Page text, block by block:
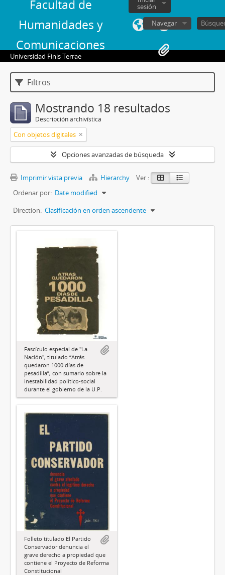
Facultad de
Humanidades y
Comunicaciones
sesión
Navegar
Universidad Finis Terrae
Filtros
Mostrando 18 resultados
Descripción archivística
Con objetos digitales
Opciones avanzadas de búsqueda
Imprimir vista previa Hierarchy
Ver :
Ordenar por: Date modified
Direction: Clasificación en orden ascendente
Fascículo especial de "La
Nación", titulado “Atrás
quedaron 1000 días de
pesadilla”, con sumario sobre la
inestabilidad político-social
durante el gobierno de la U.P.
Folleto titulado El Partido
Conservador denuncia el
grave derecho a propiedad que
contiene el Proyecto de Reforma
Constitucional